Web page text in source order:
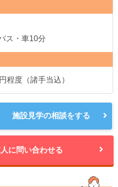
ス・車10分
程度（諸手当込）
施設見学の相談をする
に問い合わせる